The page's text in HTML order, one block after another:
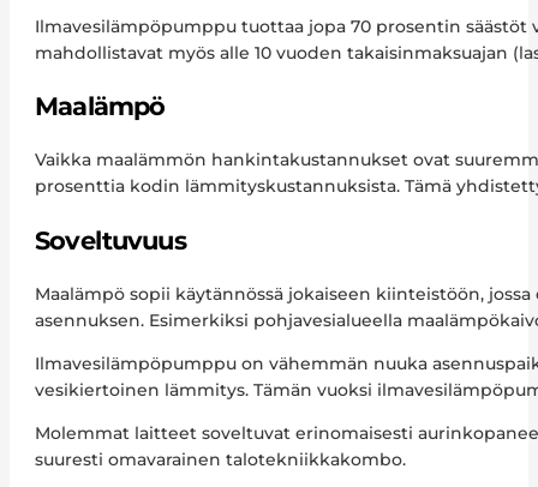
Ilmavesilämpöpumppu tuottaa jopa 70 prosentin
mahdollistavat myös alle 10 vuoden takaisinmaksuajan
Maalämpö
Vaikka maalämmön hankintakustannukset ovat
prosenttia kodin lämmityskustannuksista. Tämä
Soveltuvuus
Maalämpö sopii käytännössä jokaiseen kiinteistöön,
asennuksen. Esimerkiksi pohjavesialueella
Ilmavesilämpöpumppu on vähemmän nuuka
vesikiertoinen lämmitys. Tämän vuoksi
Molemmat laitteet soveltuvat erinomaisesti
suuresti omavarainen talotekniikkakombo.